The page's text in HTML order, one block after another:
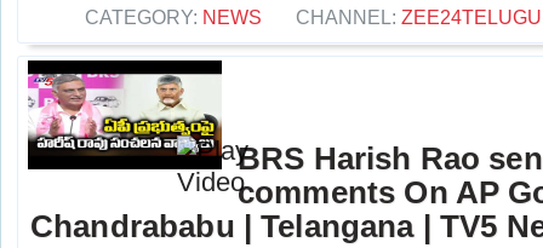
CATEGORY: NEWS CHANNEL:
BRS Harish Rao
comments On AP
Chandrababu | Telangana | TV5